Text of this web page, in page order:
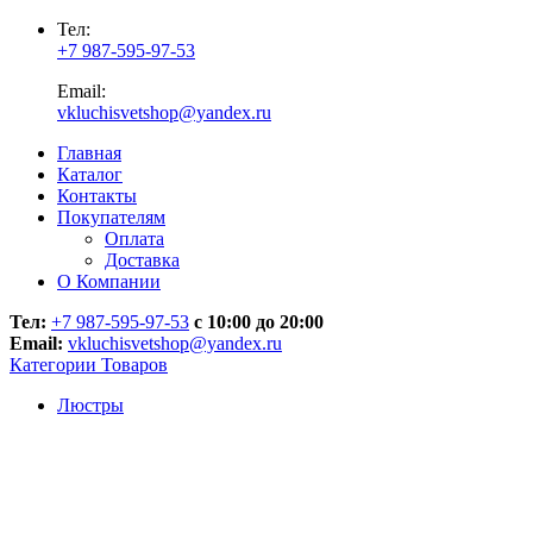
Тел:
+7 987-595-97-53
Email:
vkluchisvetshop@yandex.ru
Главная
Каталог
Контакты
Покупателям
Оплата
Доставка
О Компании
Тел: +7 987-595-97-53 с 10:00 до 20:00
Email: vkluchisvetshop@yandex.ru
Категории Товаров
Люстры